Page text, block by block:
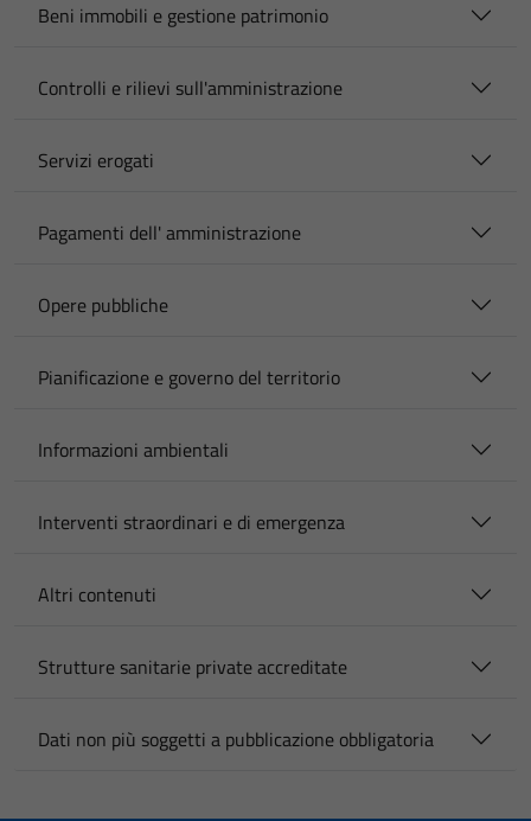
Beni immobili e gestione patrimonio
Controlli e rilievi sull'amministrazione
Servizi erogati
Pagamenti dell' amministrazione
Opere pubbliche
Pianificazione e governo del territorio
Informazioni ambientali
Interventi straordinari e di emergenza
Altri contenuti
Strutture sanitarie private accreditate
Dati non più soggetti a pubblicazione obbligatoria